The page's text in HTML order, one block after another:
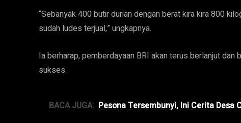
“Sebanyak 400 butir durian dengan berat kira kira 800
sudah ludes terjual,” ungkapnya.
Ia berharap, pemberdayaan BRI akan terus berlanjut
sukses.
BACA JUGA: Pesona Tersembunyi, Ini Cerita Desa